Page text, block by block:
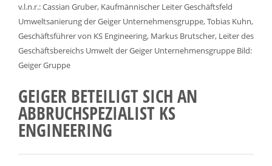
v.l.n.r.: Cassian Gruber, Kaufmännischer Leiter Geschäftsfeld
Umweltsanierung der Geiger Unternehmensgruppe, Tobias Kuhn,
Geschäftsführer von KS Engineering, Markus Brutscher, Leiter des
Geschäftsbereichs Umwelt der Geiger Unternehmensgruppe Bild:
Geiger Gruppe
GEIGER BETEILIGT SICH AN
ABBRUCHSPEZIALIST KS
ENGINEERING